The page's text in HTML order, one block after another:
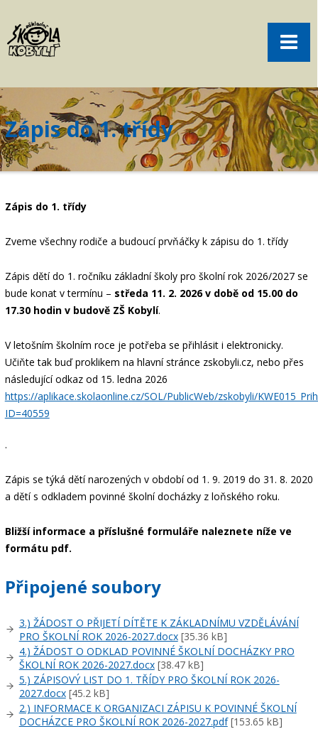
Aktuality
Volný čas
Kontakt
objednání obědů
Menu
Zápis do 1. třídy
Zápis do 1. třídy
Zveme všechny rodiče a budoucí prvňáčky k zápisu do 1. třídy
Zápis dětí do 1. ročníku základní školy pro školní rok 2026/2027 se
bude konat v termínu – středa 11. 2. 2026 v době od 15.00 do
17.30 hodin v budově ZŠ Kobylí.
V letošním školním roce je potřeba se přihlásit i elektronicky.
Učiňte tak buď proklikem na hlavní stránce zskobyli.cz, nebo přes
následující odkaz od 15. ledna 2026
https://aplikace.skolaonline.cz/SOL/PublicWeb/zskobyli/
ID=40559
.
Zápis se týká dětí narozených v období od 1. 9. 2019 do 31. 8. 2020
a dětí s odkladem povinné školní docházky z loňského roku.
Bližší informace a příslušné formuláře naleznete níže ve
formátu pdf.
Připojené soubory
3.) ŽÁDOST O PŘIJETÍ DÍTĚTE K ZÁKLADNÍMU VZDĚLÁVÁNÍ
PRO ŠKOLNÍ ROK 2026-2027.docx[35.36 kB]
4.) ŽÁDOST O ODKLAD POVINNÉ ŠKOLNÍ DOCHÁZKY PRO
ŠKOLNÍ ROK 2026-2027.docx[38.47 kB]
5.) ZÁPISOVÝ LIST DO 1. TŘÍDY PRO ŠKOLNÍ ROK 2026-
2027.docx[45.2 kB]
2.) INFORMACE K ORGANIZACI ZÁPISU K POVINNÉ ŠKOLNÍ
DOCHÁZCE PRO ŠKOLNÍ ROK 2026-2027.pdf[153.65 kB]